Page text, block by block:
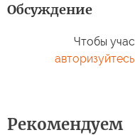
Обсуждение
Чтобы
авторизуйтесь
Рекомендуем